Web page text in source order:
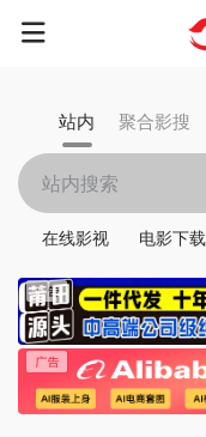
站内 聚合影搜
在线影视 电影下载